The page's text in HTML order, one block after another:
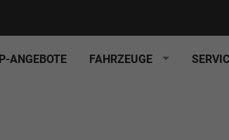
ANGEBOTE FAHRZEUGE